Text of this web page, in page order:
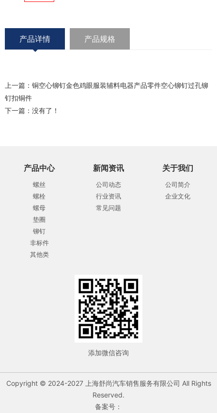
产品详情 产品规格
上一篇： 铜空心铆钉金色鸡眼服装辅料电器产品零件空心铆钉过孔铆
钉扣铜件
下一篇：没有了！
产品中心
螺丝
螺栓
螺母
垫圈
铆钉
非标件
其他类
新闻资讯
公司动态
行业资讯
常见问题
关于我们
公司简介
企业文化
添加微信咨询
Copyright © 2024-2027 上海舒尚汽车销售服务有限公司 All Rights
Reserved.
备案号：